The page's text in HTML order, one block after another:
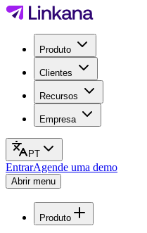
Produto
Clientes
Recursos
Empresa
PT
EntrarAgende uma demo
Abrir menu
Produto